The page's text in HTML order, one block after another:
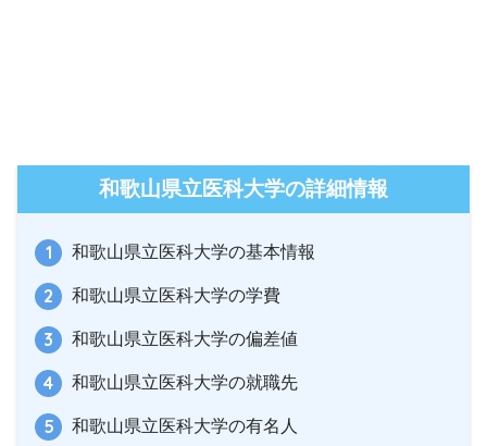
和歌山県立医科大学の詳細情報
和歌山県立医科大学の基本情報
和歌山県立医科大学の学費
和歌山県立医科大学の偏差値
和歌山県立医科大学の就職先
和歌山県立医科大学の有名人